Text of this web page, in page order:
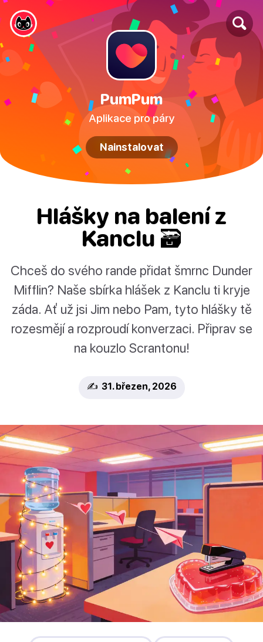
PumPum
Aplikace pro páry
Nainstalovat
Hlášky na balení z
Kanclu 🗃️
Chceš do svého rande přidat šmrnc Dunder
Mifflin? Naše sbírka hlášek z Kanclu ti kryje
záda. Ať už jsi Jim nebo Pam, tyto hlášky tě
rozesmějí a rozproudí konverzaci. Připrav se
na kouzlo Scrantonu!
✍️ 31. březen, 2026